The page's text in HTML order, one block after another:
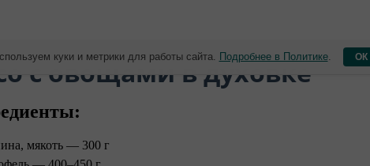
с овощами в духовке
мякоть — 300 г
куки и метрики для работы сайта. Подробнее в Политике. ОК